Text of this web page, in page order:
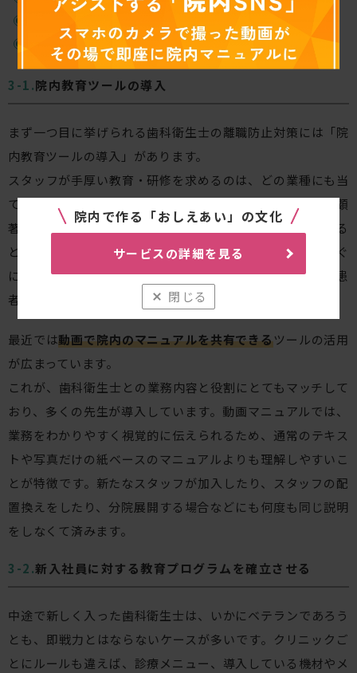
スタッフとの関係値の構築（1on1の実施）
院内教育ツールの導入
まず一つ目に挙げられる歯科衛生士の離職防止対策には「院
内教育ツールの導入」があります。
スタッフが手厚い教育・研修を求めるのは、どの業種にも当
てはまることです。しかし、歯科衛生士の場合それがより顕
著であると言えます。それは、ミスのできない医療職である
ということ、施術や手技は、紙のマニュアルを読んでもすぐ
には理解できないということ、わからないことがあっても患
者さんの前では聞きづらいということが主な要因です。
最近では動画で院内のマニュアルを共有できるツールの活用
が広まっています。
これが、歯科衛生士との業務内容と役割にとてもマッチして
おり、多くの先生が導入しています。動画マニュアルでは、
業務をわかりやすく視覚的に伝えられるため、通常のテキス
トや写真だけの紙ベースのマニュアルよりも理解しやすいこ
とが特徴です。新たなスタッフが加入したり、スタッフの配
置換えをしたり、分院展開する場合などにも何度も同じ説明
をしなくて済みます。
新入社員に対する教育プログラムを確立させる
中途で新しく入った歯科衛生士は、いかにベテランであろう
とも、即戦力とはならないケースが多いです。クリニックご
とにルールも違えば、診療メニュー、導入している機材やメ
院内で作る「おしえあい」の文化
サービスの詳細を見る
閉じる